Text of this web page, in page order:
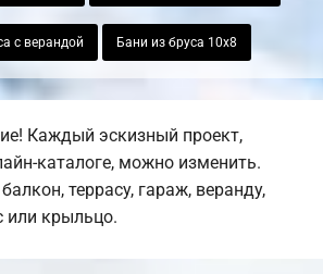
с верандой Бани из бруса 10х8
Каждый эскизный проект,
каталоге, можно изменить.
террасу, гараж, веранду,
или крыльцо.